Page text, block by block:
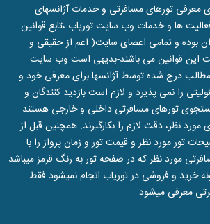
معرفی تورهای مسافرتی و خدمات آژانسهای
ها و خدمات وب سایت توریاب ،تابع قوانین
بوده و تمامی اعضای سایت( اعم از حقیقی و
این قوانین می باشند-بدیهی است وب سایت
درج شده توسط آژانسها برای معرفی خود و
را نمی پذیرد و لازم است بازدید کنندگان و
تورهای مسافرتی داخلی و خارجی هستند
نظر، دقت لازم را بکارگیرند. همچنین قبل از
تور مورد نظر و قیمت تور و زمان پرواز را با
مورد نظر که در صفحه تور به رنگ قرمز میباشد
خرید و فروشی در توریاب انجام نمیشود فقط
معرفی میشود